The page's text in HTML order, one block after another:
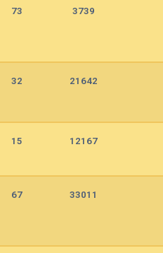
73 3739
32 21642
15 12167
67 33011